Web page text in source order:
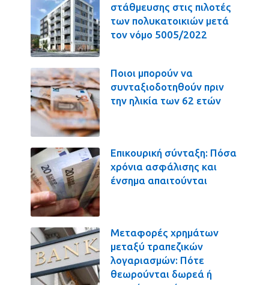
στάθμευσης στις πιλοτές
των πολυκατοικιών μετά
τον νόμο 5005/2022
Ποιοι μπορούν να
συνταξιοδοτηθούν πριν
την ηλικία των 62 ετών
Επικουρική σύνταξη: Πόσα
χρόνια ασφάλισης και
ένσημα απαιτούνται
Μεταφορές χρημάτων
μεταξύ τραπεζικών
λογαριασμών: Πότε
θεωρούνται δωρεά ή